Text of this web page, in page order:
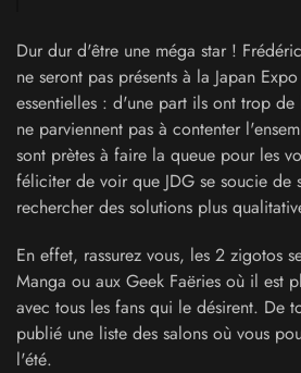
Dur dur d'être une méga star !
ne seront pas présents à la Japan
essentielles : d'une part ils ont trop
ne parviennent pas à contenter
sont prètes à faire la queue pour les
féliciter de voir que JDG se soucie de
rechercher des solutions plus
En effet, rassurez vous, les 2 zigotos
Manga ou aux Geek Faëries où il est
avec tous les fans qui le désirent. De
publié une liste des salons où vous
l'été.